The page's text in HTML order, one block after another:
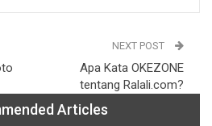
NEXT POST
Apa Kata OKEZONE
tentang Ralali.com?
Articles